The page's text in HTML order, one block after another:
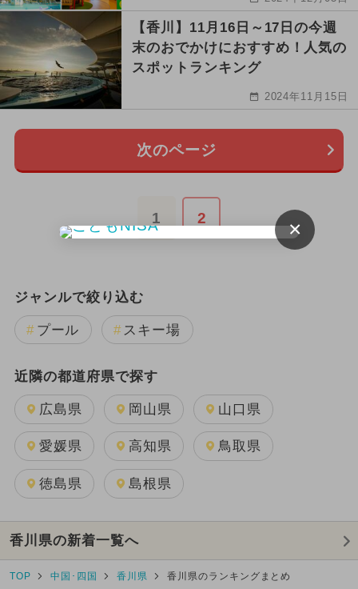
【香川】11月16日～17日の今週
末のおでかけにおすすめ！人気の
スポットランキング
2024年11月15日
次のページ
1 2
ジャンルで絞り込む
プール スキー場
近隣の都道府県で探す
広島県 岡山県 山口県
愛媛県 高知県 鳥取県
徳島県 島根県
香川県の新着一覧へ
TOP 中国･四国 香川県 香川県のランキングまとめ
×